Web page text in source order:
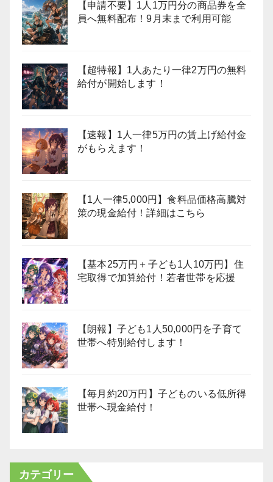
【申請不要】1人1万円分の商品券を全
員へ無料配布！9月末まで利用可能
【超特報】1人あたり一律2万円の無料
給付が開始します！
【速報】1人一律5万円の賃上げ給付金
がもらえます！
【1人一律5,000円】食料品価格高騰対
策の現金給付！詳細はこちら
【基本25万円＋子ども1人10万円】住
宅取得で加算給付！若者世帯を応援
【朗報】子ども1人50,000円を子育て
世帯へ特別給付します！
【毎月約20万円】子どものいる低所得
世帯へ現金給付！
カテゴリー